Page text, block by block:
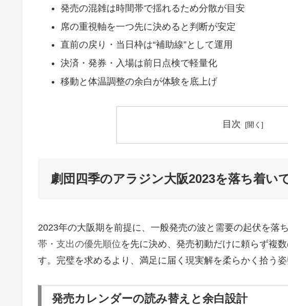
発売の混雑は時間帯で揺れるため分散が目安
席の重視軸を一つ先に決めると判断が安定
直前の戻り・当日枠は“補助線”として運用
決済・発券・入場は前日点検で軽量化
移動と体温調整の余白が体験を底上げ
目次
劇団四季のアラジン大阪2023を落ち着い
2023年の大阪期を前提に、一般発売の波と需要の起伏を落
帯・支出の優先順位を先に決め、発売初動だけに頼らず複
す。完璧を求めるより、満足に届く現実解を柔らかく拾う姿
発売カレンダーの読み替えと余白設計